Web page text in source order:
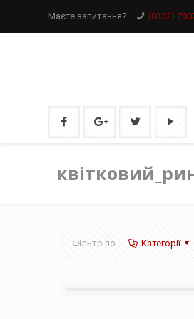
Маєте запитання? (0332)
Фільтр по Категорії